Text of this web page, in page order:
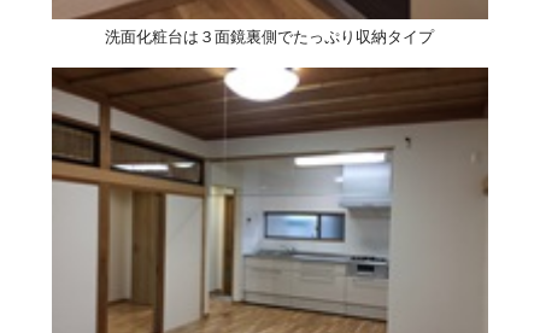
洗面化粧台は３面鏡裏側でたっぷり収納タイプ